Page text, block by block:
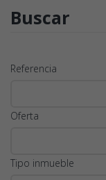
Buscar
Referencia
Oferta
Tipo inmueble